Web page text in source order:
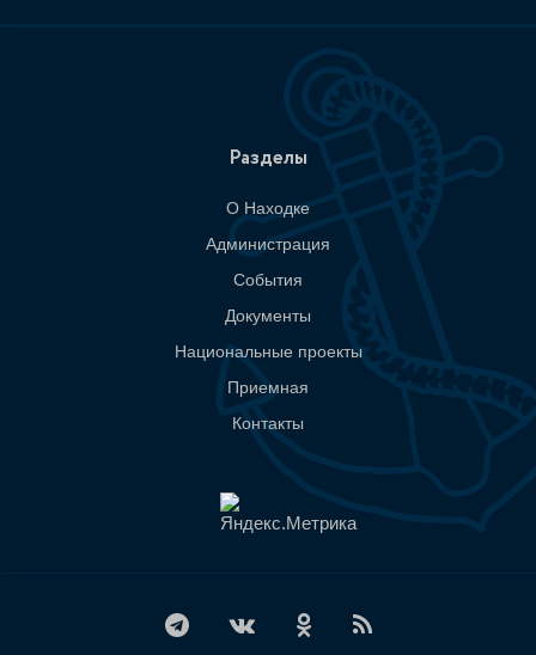
Разделы
О Находке
Администрация
События
Документы
Национальные проекты
Приемная
Контакты